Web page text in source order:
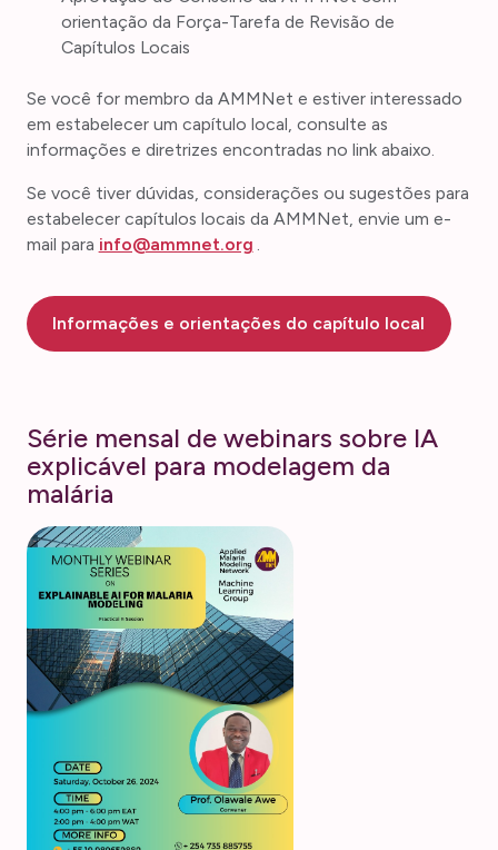
orientação da Força-Tarefa de Revisão de
Capítulos Locais
Se você for membro da AMMNet e estiver interessado
em estabelecer um capítulo local, consulte as
informações e diretrizes encontradas no link abaixo.
Se você tiver dúvidas, considerações ou sugestões para
estabelecer capítulos locais da AMMNet, envie um e-
mail para info@ammnet.org .
Informações e orientações do capítulo local
Série mensal de webinars sobre IA
explicável para modelagem da
malária